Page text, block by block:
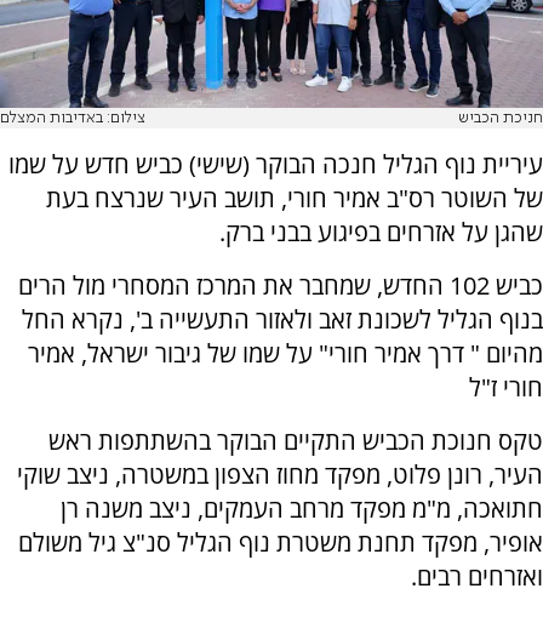
חניכת הכביש צילום: באדיבות המצלם
עיריית נוף הגליל חנכה הבוקר (שישי) כביש חדש על שמו
של השוטר רס"ב אמיר חורי, תושב העיר שנרצח בעת
שהגן על אזרחים בפיגוע בבני ברק.
כביש 102 החדש, שמחבר את המרכז המסחרי מול הרים
בנוף הגליל לשכונת זאב ולאזור התעשייה ב', נקרא החל
מהיום " דרך אמיר חורי" על שמו של גיבור ישראל, אמיר
חורי ז"ל
טקס חנוכת הכביש התקיים הבוקר בהשתתפות ראש
העיר, רונן פלוט, מפקד מחוז הצפון במשטרה, ניצב שוקי
חתואכה, מ"מ מפקד מרחב העמקים, ניצב משנה רן
אופיר, מפקד תחנת משטרת נוף הגליל סנ"צ גיל משולם
ואזרחים רבים.